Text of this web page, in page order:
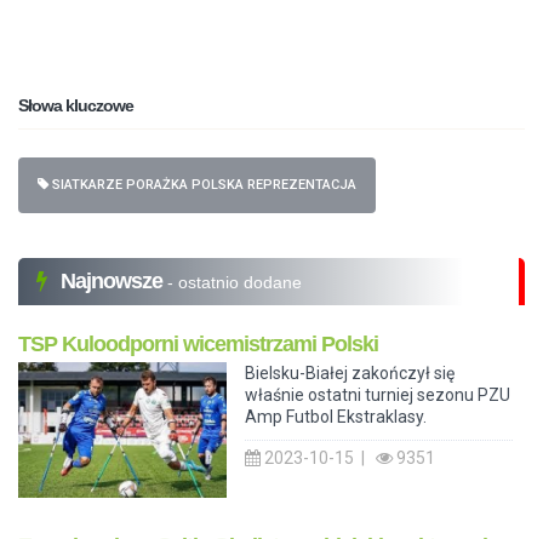
Słowa kluczowe
SIATKARZE PORAŻKA POLSKA REPREZENTACJA
Najnowsze - ostatnio dodane
TSP Kuloodporni wicemistrzami Polski
Bielsku-Białej zakończył się
właśnie ostatni turniej sezonu PZU
Amp Futbol Ekstraklasy.
2023-10-15 | 9351